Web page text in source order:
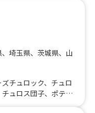
メンチカツ、コロ
ロス、生ビール、角
、三田牛メンチカ
ニュー、牛丼、ふわ
、かき氷（ふわふわ
、ソフトドリンク、
ケ）チーズハット
フライドポテト、ダ
泉州岸和田名物）ダ
埼玉県、茨城県、山
チュロック、チュロ
ュロス団子、ポテチ